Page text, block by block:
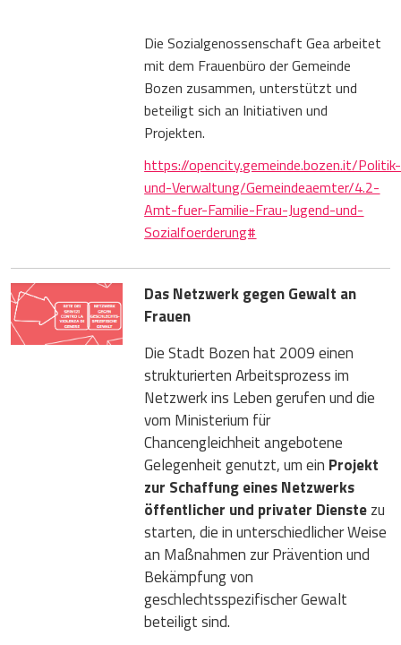
Die Sozialgenossenschaft Gea arbeitet
mit dem Frauenbüro der Gemeinde
Bozen zusammen, unterstützt und
beteiligt sich an Initiativen und
Projekten.
https://opencity.gemeinde.bozen.it/Politik-
und-Verwaltung/Gemeindeaemter/4.2-
Amt-fuer-Familie-Frau-Jugend-und-
Sozialfoerderung#
Das Netzwerk gegen Gewalt an
Frauen
Die Stadt Bozen hat 2009 einen
strukturierten Arbeitsprozess im
Netzwerk ins Leben gerufen und die
vom Ministerium für
Chancengleichheit angebotene
Gelegenheit genutzt, um ein Projekt
zur Schaffung eines Netzwerks
öffentlicher und privater Dienstezu
starten, die in unterschiedlicher Weise
an Maßnahmen zur Prävention und
Bekämpfung von
geschlechtsspezifischer Gewalt
beteiligt sind.